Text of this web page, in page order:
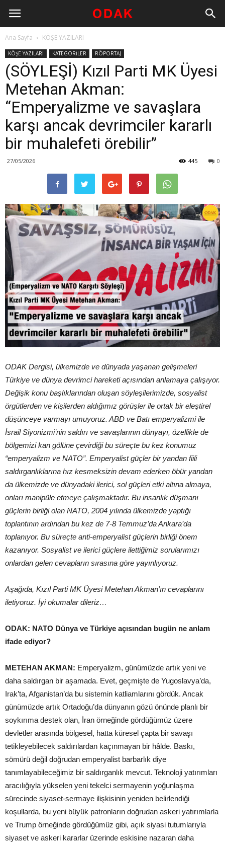
Ana Sayfa KÖŞE YAZILARI
KÖŞE YAZILARI KATEGORİLER RÖPORTAJ
(SÖYLEŞİ) Kızıl Parti MK Üyesi
Metehan Akman:
“Emperyalizme ve savaşlara
karşı ancak devrimciler kararlı
bir muhalefeti örebilir”
27/05/2026 0
445
ODAK Dergisi, ülkemizde ve dünyada yaşanan gelişmeleri
Türkiye ve dünya devrimci hareketi açısından anlamaya çalışıyor.
Değişik konu başlıklarından oluşan söyleşilerimizde, sosyalist
örgütlerden ve kişilerden aldığımız görüşler ile ortak bir eleştirel
düşünceye varmayı umuyoruz. ABD ve Batı emperyalizmi ile
İsrail Siyonizmi’nin saldırı ve savaşlarının dünyayı, özellikle de
bölgemizi kan gölüne çevirdiği bu süreçte bu kez konumuz
“emperyalizm ve NATO”. Emperyalist güçler bir yandan fiili
saldırganlıklarına hız kesmeksizin devam ederken öbür yandan
da ülkemizde ve dünyadaki ilerici, sol güçleri etki altına almaya,
onları manipüle etmeye çalışmaktadır. Bu insanlık düşmanı
güçlerin birliği olan NATO, 2004 yılında ülkemizde yaptığı
toplantının ardından bu kez de 7-8 Temmuz’da Ankara’da
toplanıyor. Bu süreçte anti-emperyalist güçlerin birliği önem
kazanıyor. Sosyalist ve ilerici güçlere ilettiğimiz sorularımızı
onlardan gelen cevapların sırasına göre yayınlıyoruz.
Aşağıda, Kızıl Parti MK Üyesi Metehan Akman’ın cevaplarını
iletiyoruz. İyi okumalar dileriz…
ODAK: NATO Dünya ve Türkiye açısından bugün ne anlam
ifade ediyor?
METEHAN AKMAN: Emperyalizm, günümüzde artık yeni ve
daha saldırgan bir aşamada. Evet, geçmişte de Yugoslavya’da,
Irak’ta, Afganistan’da bu sistemin katliamlarını gördük. Ancak
günümüzde artık Ortadoğu’da dünyanın gözü önünde planlı bir
soykırıma destek olan, İran örneğinde gördüğümüz üzere
devletler arasında bölgesel, hatta küresel çapta bir savaşı
tetikleyebilecek saldırılardan kaçınmayan bir hâlde. Baskı,
sömürü değil doğrudan emperyalist barbarlık diye
tanımlayabileceğimiz bir saldırganlık mevcut. Teknoloji yatırımları
aracılığıyla yükselen yeni tekelci sermayenin yoğunlaşma
sürecinde siyaset-sermaye ilişkisinin yeniden belirlendiği
koşullarda, bu yeni büyük patronların doğrudan askeri yatırımlarla
ve Trump örneğinde gördüğümüz gibi, açık siyasi tutumlarıyla
siyaset ve askeri kararlar üzerinde eskisine nazaran daha